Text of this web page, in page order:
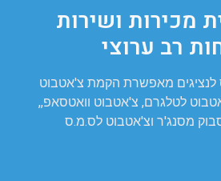
מכירות ושירות
רב ערוצי
מאפשרת הקמת צ'אטבוט
לטלגרם, צ'אטבוט וואטסאפ,,
מסנג'ר וצ'אטבוט לס.מ.ס